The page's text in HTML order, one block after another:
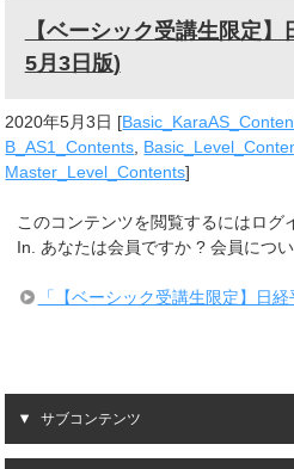
【ベーシック受講生限定
5月3日版)
2020年5月3日 [
B_AS1_Contents,
Master_Level_Contents]
このコンテンツを閲覧するにはログ
In. あなたは会員ですか ? 会員につ
「【ベーシック受講生限定】日
サブコンテンツ